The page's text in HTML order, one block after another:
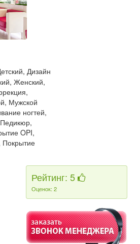
Дизайн
Женский,
Мужской
ногтей,
OPI,
Покрытие
Рейтинг: 5
Оценок: 2